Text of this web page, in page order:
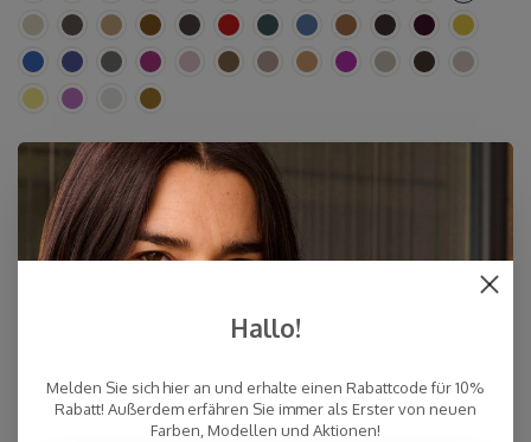
Eigenschaften
10% Kaschmir, 40% Merinowolle, 30% Viskose, 20%
Polyamid
Ca. 80 x 210-220 cm
Kostenloser Versand innerhalb der Niederlande, auch Abholung
an einer Post NL-Filiale möglich (NL)
Hallo!
Melden Sie sich hier an und erhalte einen Rabattcode für 10%
Rabatt! Außerdem erfähren Sie immer als Erster von neuen
Farben, Modellen und Aktionen!